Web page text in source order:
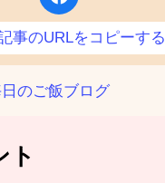
事のURLをコピーする
のご飯ブログ
ト